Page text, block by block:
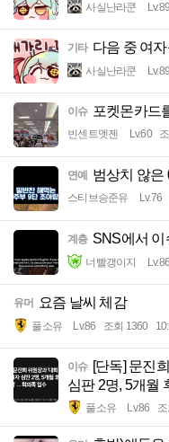
사실난라쿤 Lv.89
기타 다음 중 여
사실난라쿤 Lv.89
이슈 포켓몬카드
빈센트멧젠 Lv.60
연예 범상치 않은
스티브승준유 Lv.76
계층 SNS에서 이
너빨갱이지 Lv.86
유머 요즘 날씨 체감
풀소유 Lv.86 조회 1360
이슈 [단독] 문진
심판 2명, 5개월
풀소유 Lv.86